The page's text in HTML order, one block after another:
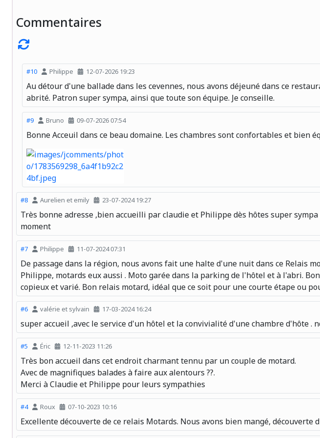
Commentaires
#10 Philippe 12-07-2026 19:23
Au détour d'une ballade dans les cevennes, nous avons déjeuné dans ce
abrité. Patron super sympa, ainsi que toute son équipe. Je conseille.
#9 Bruno 09-07-2026 07:54
Bonne Acceuil dans ce beau domaine. Les chambres sont confortables et bien
#8 Aurelien et emily 23-07-2024 19:27
Très bonne adresse ,bien accueilli par claudie et Philippe dès hôtes super
moment
#7 Philippe 11-07-2024 07:31
De passage dans la région, nous avons fait une halte d'une nuit dans ce Relais
Philippe, motards eux aussi . Moto garée dans la parking de l'hôtel et à l'abri.
copieux et varié. Bon relais motard, idéal que ce soit pour une courte étape ou
#6 valérie et sylvain 17-03-2024 16:24
super accueil ,avec le service d'un hôtel et la convivialité d'une chambre d'hôte .
#5 Éric 12-11-2023 11:26
Très bon accueil dans cet endroit charmant tennu par un couple de motard.
Avec de magnifiques balades à faire aux alentours ??.
Merci à Claudie et Philippe pour leurs sympathies
#4 Roux 07-10-2023 10:16
Excellente découverte de ce relais Motards. Nous avons bien mangé,